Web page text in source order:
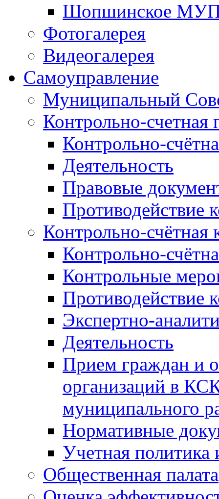
Шопшинское
Фотогалерея
Видеогалерея
Самоуправление
Муниципальный
Контрольно-счетная
Контрольно-
Деятельность
Правовые
Противодействие
Контрольно-счётная
Контрольно-
Контрольные
Противодействие
Экспертно-
Деятельность
Прием граждан и
организаций в
муниципального
Нормативные
Учетная политика
Общественная палата